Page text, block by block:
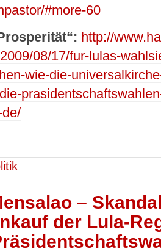
#more-60
http://
08/17/fur-lulas-
wie-die-
–
der Lula-